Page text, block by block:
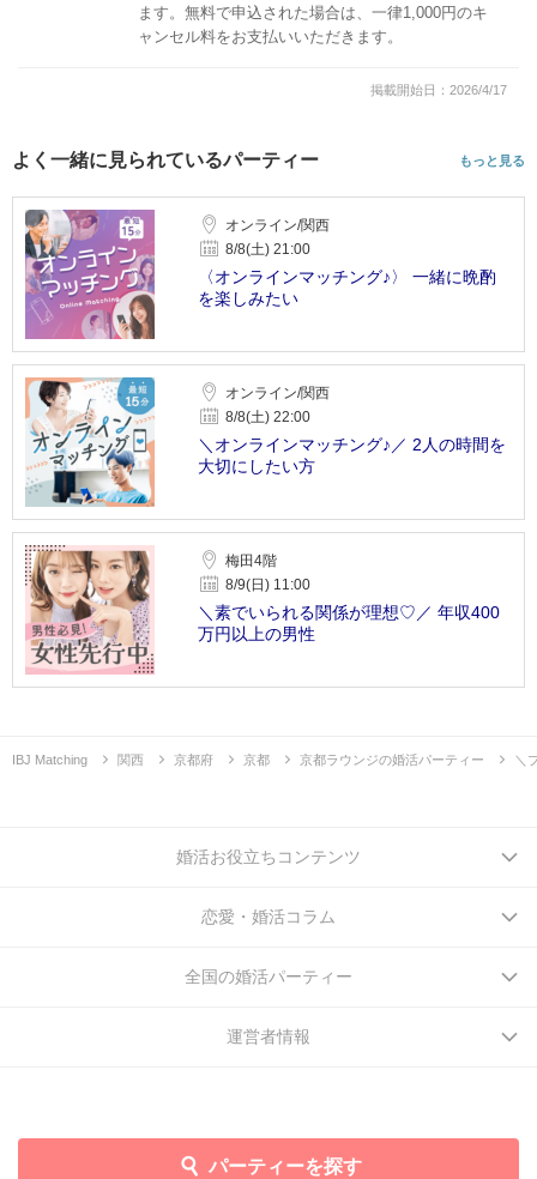
ます。無料で申込された場合は、一律1,000円のキ
ャンセル料をお支払いいただきます。
掲載開始日：2026/4/17
よく一緒に見られているパーティー もっと見る
オンライン/関西
8/8(土) 21:00
〈オンラインマッチング♪〉 一緒に晩酌
を楽しみたい
オンライン/関西
8/8(土) 22:00
＼オンラインマッチング♪／ 2人の時間を
大切にしたい方
梅田4階
8/9(日) 11:00
＼素でいられる関係が理想♡／ 年収400
万円以上の男性
IBJ Matching 関西 京都府 京都 京都ラウンジの婚活パーティー ＼
パーティーを探す
婚活お役立ちコンテンツ
恋愛・婚活コラム
全国の婚活パーティー
運営者情報